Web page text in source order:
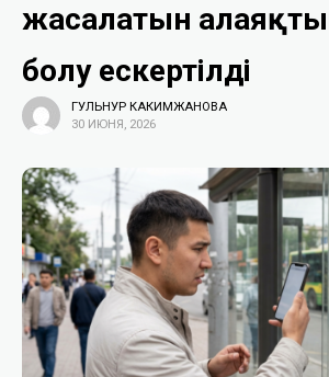
жасалатын
болу ескертілді
ГУЛЬНУР КАКИМЖАНОВА
30 ИЮНЯ, 2026